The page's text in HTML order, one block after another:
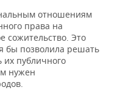
отношениям
права на
сожительство. Это
бы позволила решать
публичного
нужен